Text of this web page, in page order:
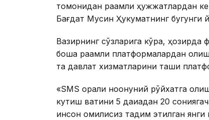
томонидан рақамли ҳужжатлардан
Бағдат Мусин Ҳукуматнинг бугунги
Вазирнинг сўзларига кўра,
бошқа рақамли платформалардан
та давлат хизматларини ташқи
«SMS орқали ноқонуний рўйхатга
кутиш вақтини 5 дақиқадан 20
инсон омилисиз тақдим этилган